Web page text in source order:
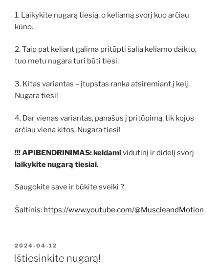
1. Laikykite nugarą tiesią, o keliamą svorį kuo arčiau
kūno.
2. Taip pat keliant galima pritūpti šalia keliamo daikto,
tuo metu nugara turi būti tiesi.
3. Kitas variantas – įtupstas ranka atsiremiant į kelį.
Nugara tiesi!
4. Dar vienas variantas, panašus į pritūpimą, tik kojos
arčiau viena kitos. Nugara tiesi!
!!! APIBENDRINIMAS:keldamividutinį ir didelį svorį
laikykite nugarą tiesiai.
Saugokite save ir būkite sveiki ?.
Šaltinis: https://www.youtube.com/@MuscleandMotion
PASKELBTA
2024-04-12
Ištiesinkite nugarą!